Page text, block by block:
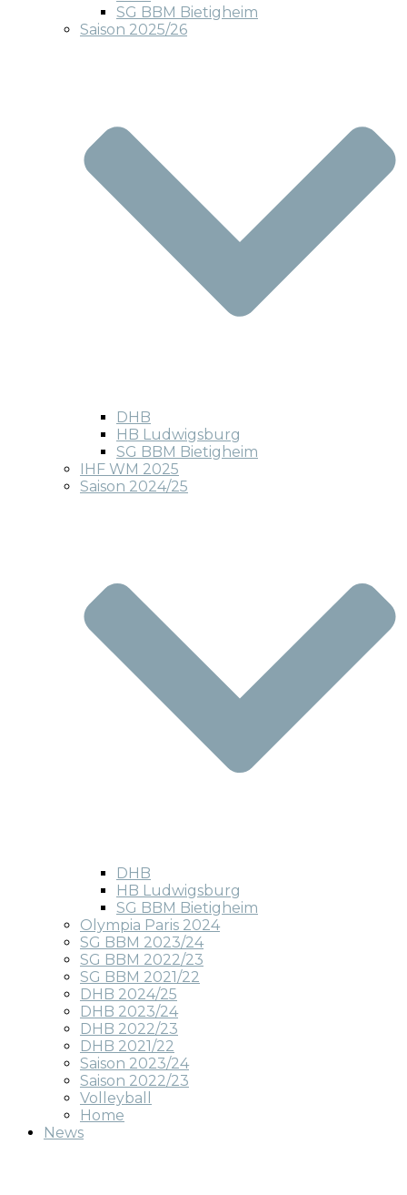
SG BBM Bietigheim
Saison 2025/26
DHB
HB Ludwigsburg
SG BBM Bietigheim
IHF WM 2025
Saison 2024/25
DHB
HB Ludwigsburg
SG BBM Bietigheim
Olympia Paris 2024
SG BBM 2023/24
SG BBM 2022/23
SG BBM 2021/22
DHB 2024/25
DHB 2023/24
DHB 2022/23
DHB 2021/22
Saison 2023/24
Saison 2022/23
Volleyball
Home
News